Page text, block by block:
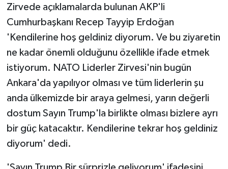
Zirvede açıklamalarda bulunan AKP'li
Cumhurbaşkanı Recep Tayyip Erdoğan
'Kendilerine hoş geldiniz diyorum. Ve bu ziyaretin
ne kadar önemli olduğunu özellikle ifade etmek
istiyorum. NATO Liderler Zirvesi'nin bugün
Ankara'da yapılıyor olması ve tüm liderlerin şu
anda ülkemizde bir araya gelmesi, yarın değerli
dostum Sayın Trump'la birlikte olması bizlere ayrı
bir güç katacaktır. Kendilerine tekrar hoş geldiniz
diyorum' dedi.